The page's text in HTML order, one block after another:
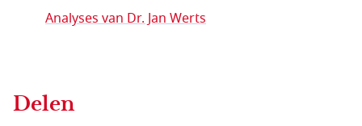
Analyses van Dr. Jan Werts
Delen